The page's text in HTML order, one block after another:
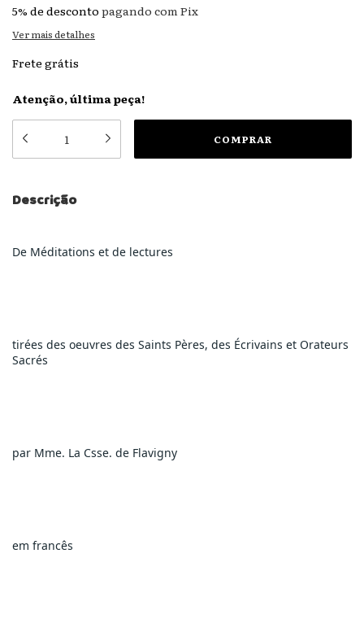
5% de desconto pagando com Pix
Ver mais detalhes
Frete grátis
Atenção, última peça!
Descrição
De Méditations et de lectures
tirées des oeuvres des Saints Pères, des Écrivains et Orateurs
Sacrés
par Mme. La Csse. de Flavigny
em francês